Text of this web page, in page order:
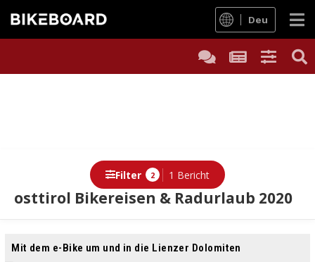
Deu
Filter 2 1 Bericht
osttirol Bikereisen & Radurlaub 2020
Mit dem e-Bike um und in die Lienzer Dolomiten